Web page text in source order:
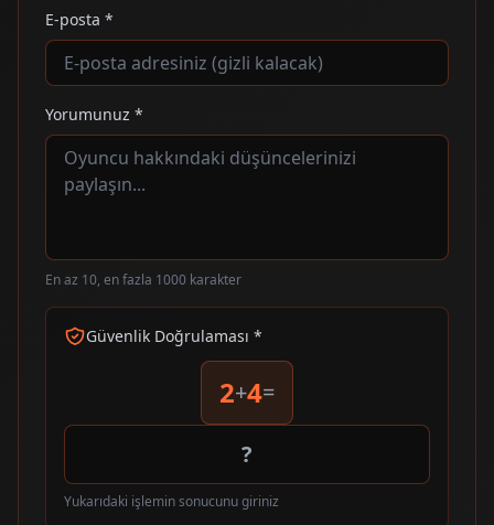
E-posta *
Yorumunuz *
En az 10, en fazla 1000 karakter
Güvenlik Doğrulaması *
2+4=
Yukarıdaki işlemin sonucunu giriniz